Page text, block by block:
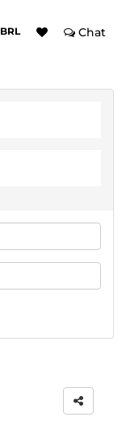
BRL Chat